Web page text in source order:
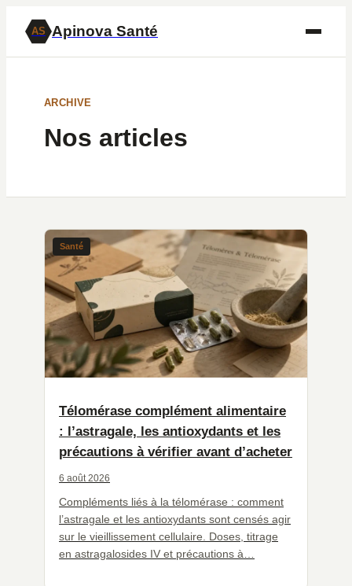
AS Apinova Santé
ARCHIVE
Nos articles
Santé
Télomérase complément alimentaire
: l’astragale, les antioxydants et les
précautions à vérifier avant d’acheter
6 août 2026
Compléments liés à la télomérase : comment
l’astragale et les antioxydants sont censés agir
sur le vieillissement cellulaire. Doses, titrage
en astragalosides IV et précautions à…